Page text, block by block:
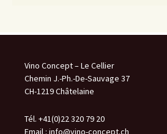
Vino Concept – Le Cellier
Chemin J.-Ph.-De-Sauvage 37
CH-1219 Châtelaine
Tél. +41(0)22 320 79 20
Email : info@vino-concept.ch